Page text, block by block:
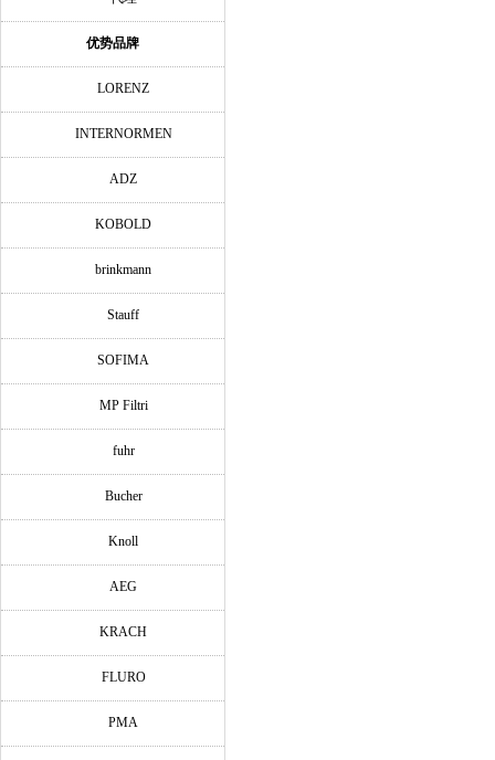
优势品牌
LORENZ
INTERNORMEN
ADZ
KOBOLD
brinkmann
Stauff
SOFIMA
MP Filtri
fuhr
Bucher
Knoll
AEG
KRACH
FLURO
PMA